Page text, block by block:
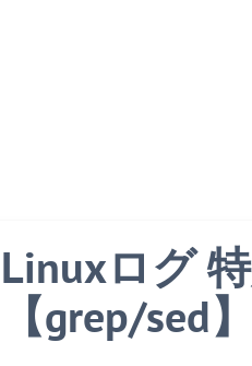
Linuxログ
【grep/sed】